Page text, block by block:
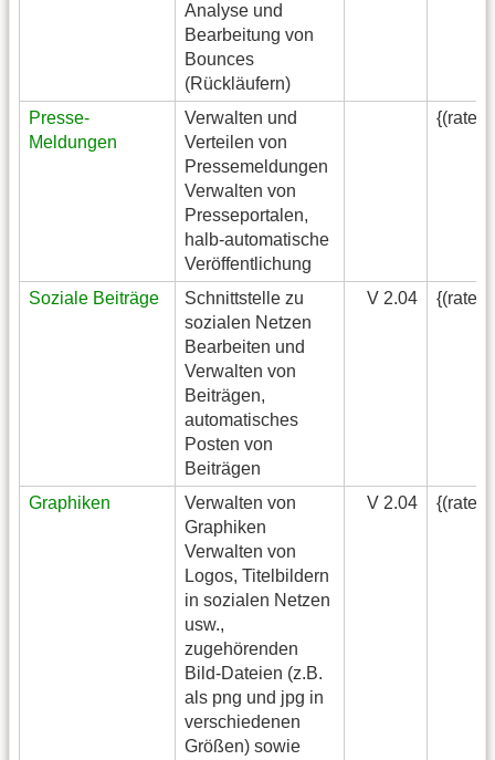
Analyse und
Bearbeitung von
Bounces
(Rückläufern)
Presse-
Meldungen
Verwalten und
Verteilen von
Pressemeldungen
Verwalten von
Presseportalen,
halb-automatische
Veröffentlichung
Soziale Beiträge
Schnittstelle zu
sozialen Netzen
Bearbeiten und
Verwalten von
Beiträgen,
automatisches
Posten von
Beiträgen
V 2.04
Graphiken
Verwalten von
Graphiken
Verwalten von
Logos, Titelbildern
in sozialen Netzen
usw.,
zugehörenden
Bild-Dateien (z.B.
als png und jpg in
verschiedenen
Größen) sowie
V 2.04